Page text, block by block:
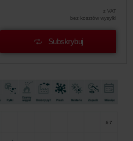
z VAT
bez kosztów wysyłki
Subskrybuj